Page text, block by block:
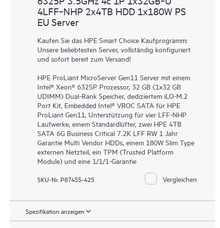
4LFF‑NHP 2x4TB HDD 1x180W PS
EU Server
Kaufen Sie das HPE Smart Choice Kaufprogramm:
Unsere beliebtesten Server, vollständig konfiguriert
und sofort bereit zum Versand!
HPE ProLiant MicroServer Gen11 Server mit einem
Intel® Xeon® 6325P Prozessor, 32 GB (1x32 GB
UDIMM) Dual-Rank Speicher, dediziertem iLO-M.2
Port Kit, Embedded Intel® VROC SATA für HPE
ProLiant Gen11, Unterstützung für vier LFF-NHP
Laufwerke, einem Standardlüfter, zwei HPE 4TB
SATA 6G Business Critical 7.2K LFF RW 1 Jahr
Garantie Multi Vendor HDDs, einem 180W Slim Type
externen Netzteil, ein TPM (Trusted Platform
Module) und eine 1/1/1-Garantie
SKU-Nr. P87455-425 Vergleichen
Spezifikation anzeigen